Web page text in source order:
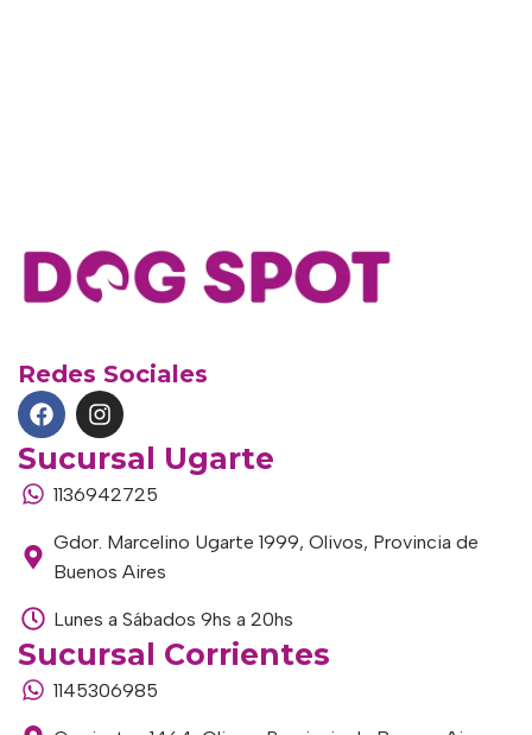
Redes Sociales
Sucursal Ugarte
1136942725
Gdor. Marcelino Ugarte 1999, Olivos, Provincia de
Buenos Aires
Lunes a Sábados 9hs a 20hs
Sucursal Corrientes
1145306985